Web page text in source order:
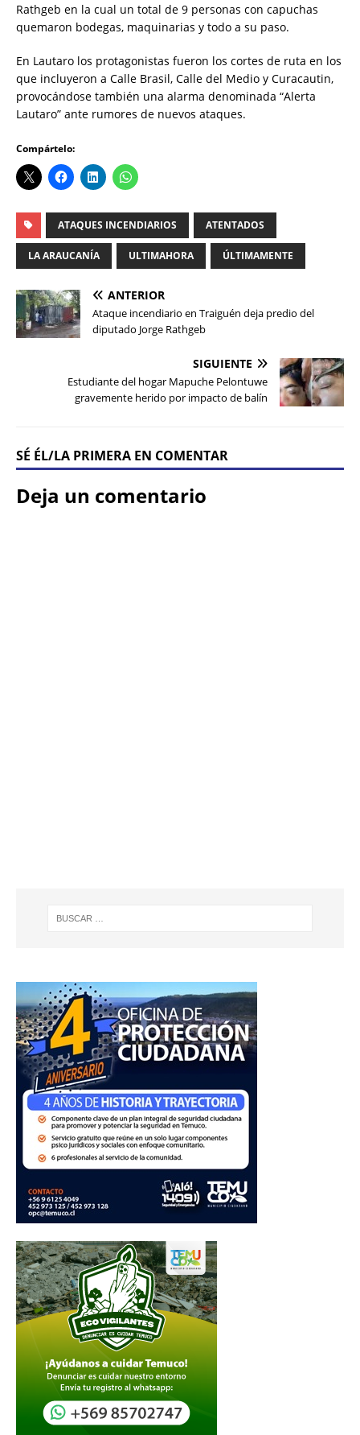
Rathgeb en la cual un total de 9 personas con capuchas
quemaron bodegas, maquinarias y todo a su paso.
En Lautaro los protagonistas fueron los cortes de ruta en los
que incluyeron a Calle Brasil, Calle del Medio y Curacautin,
provocándose también una alarma denominada “Alerta
Lautaro” ante rumores de nuevos ataques.
Compártelo:
ATAQUES INCENDIARIOS ATENTADOS
LA ARAUCANÍA ULTIMAHORA ÚLTIMAMENTE
ANTERIOR
Ataque incendiario en Traiguén deja predio del
diputado Jorge Rathgeb
SIGUIENTE
Estudiante del hogar Mapuche Pelontuwe
gravemente herido por impacto de balín
SÉ ÉL/LA PRIMERA EN COMENTAR
Deja un comentario